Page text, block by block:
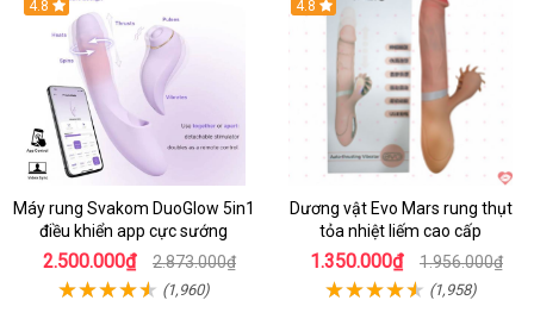
4.8
Máy rung Svakom DuoGlow 5in1
điều khiển app cực sướng
2.500.000₫ 2.873.000₫
(1,960)
4.8
Dương vật Evo Mars rung thụt
tỏa nhiệt liếm cao cấp
1.350.000₫ 1.956.000₫
(1,958)